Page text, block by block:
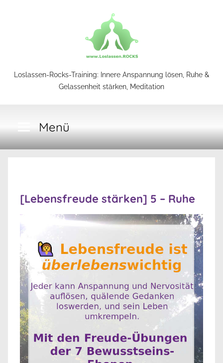
Loslassen-
Training
Loslassen-Rocks-Training: Innere Anspannung lösen, Ruhe &
Gelassenheit stärken, Meditation
Menü
[Lebensfreude stärken] 5 – Ruhe